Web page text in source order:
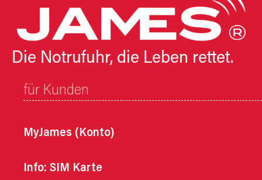
Die Notrufuhr, die Leben rettet.
für Kunden
MyJames (Konto)
Info: SIM Karte